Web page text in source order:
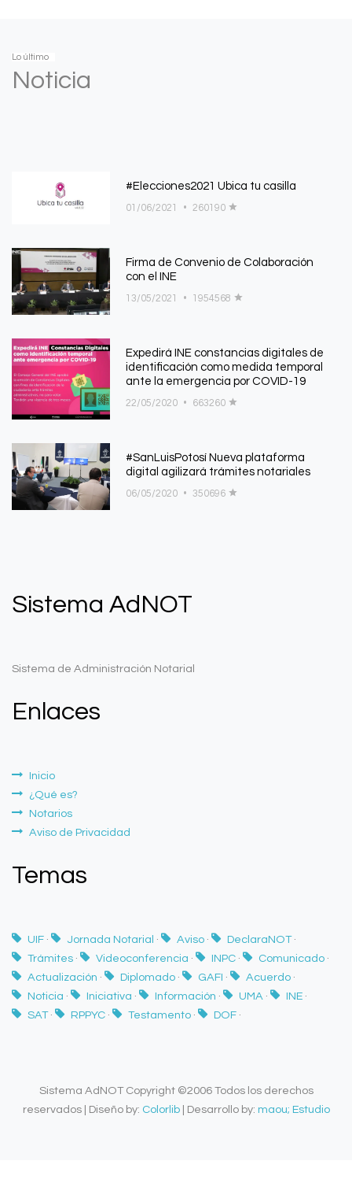
Lo último
Noticia
#Elecciones2021 Ubica tu casilla
01/06/2021 • 260190
Firma de Convenio de Colaboración
con el INE
13/05/2021 • 1954568
Expedirá INE constancias digitales de
identificación como medida temporal
ante la emergencia por COVID-19
22/05/2020 • 663260
#SanLuisPotosí­ Nueva plataforma
digital agilizará trámites notariales
06/05/2020 • 350696
Sistema AdNOT
Sistema de Administración Notarial
Enlaces
Inicio
¿Qué es?
Notarios
Aviso de Privacidad
Temas
UIF · Jornada Notarial · Aviso · DeclaraNOT ·
Trámites · Videoconferencia · INPC · Comunicado ·
Actualización · Diplomado · GAFI · Acuerdo ·
Noticia · Iniciativa · Información · UMA · INE ·
SAT · RPPYC · Testamento · DOF ·
Sistema AdNOT Copyright ©2006 Todos los derechos
reservados | Diseño by: Colorlib| Desarrollo by: maou; Estudio